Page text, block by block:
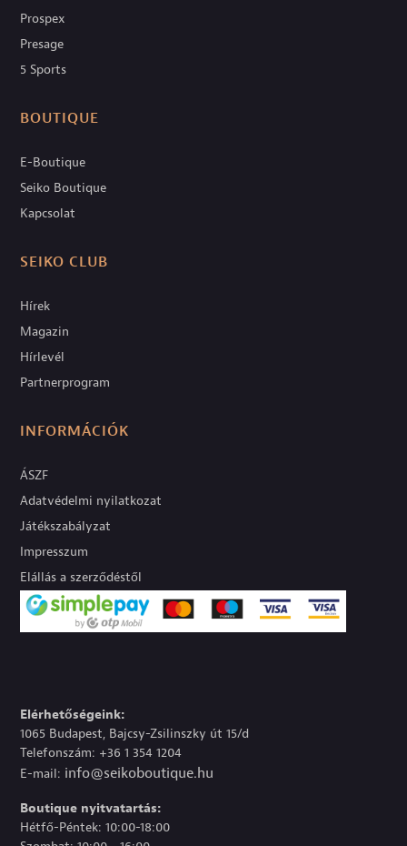
Prospex
Presage
5 Sports
BOUTIQUE
E-Boutique
Seiko Boutique
Kapcsolat
SEIKO CLUB
Hírek
Magazin
Hírlevél
Partnerprogram
INFORMÁCIÓK
ÁSZF
Adatvédelmi nyilatkozat
Játékszabályzat
Impresszum
Elállás a szerződéstől
Elérhetőségeink:
1065 Budapest, Bajcsy-Zsilinszky út 15/d
Telefonszám: +36 1 354 1204
E-mail: info@seikoboutique.hu
Boutique nyitvatartás:
Hétfő-Péntek: 10:00-18:00